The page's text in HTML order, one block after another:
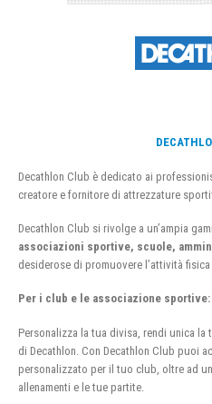
Decathlon Club è dedicato ai
creatore e fornitore di attrezzature
Decathlon Club si rivolge a un’ampia
associazioni sportive, scuole,
desiderose di promuovere l’attività
Per i club e le associazione sportive:
Personalizza la tua divisa, rendi unica
di Decathlon. Con Decathlon Club puoi
personalizzato per il tuo club, oltre ad
allenamenti e le tue partite.